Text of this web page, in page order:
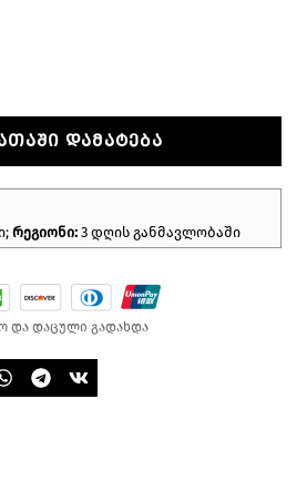
ᲓᲐᲛᲐᲢᲔᲑᲐ
რეგიონი: 3 დღის განმავლობაში
და დაცული გადახდა